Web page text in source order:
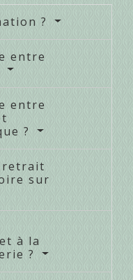
?
entre
entre
?
retrait
sur
à la
?